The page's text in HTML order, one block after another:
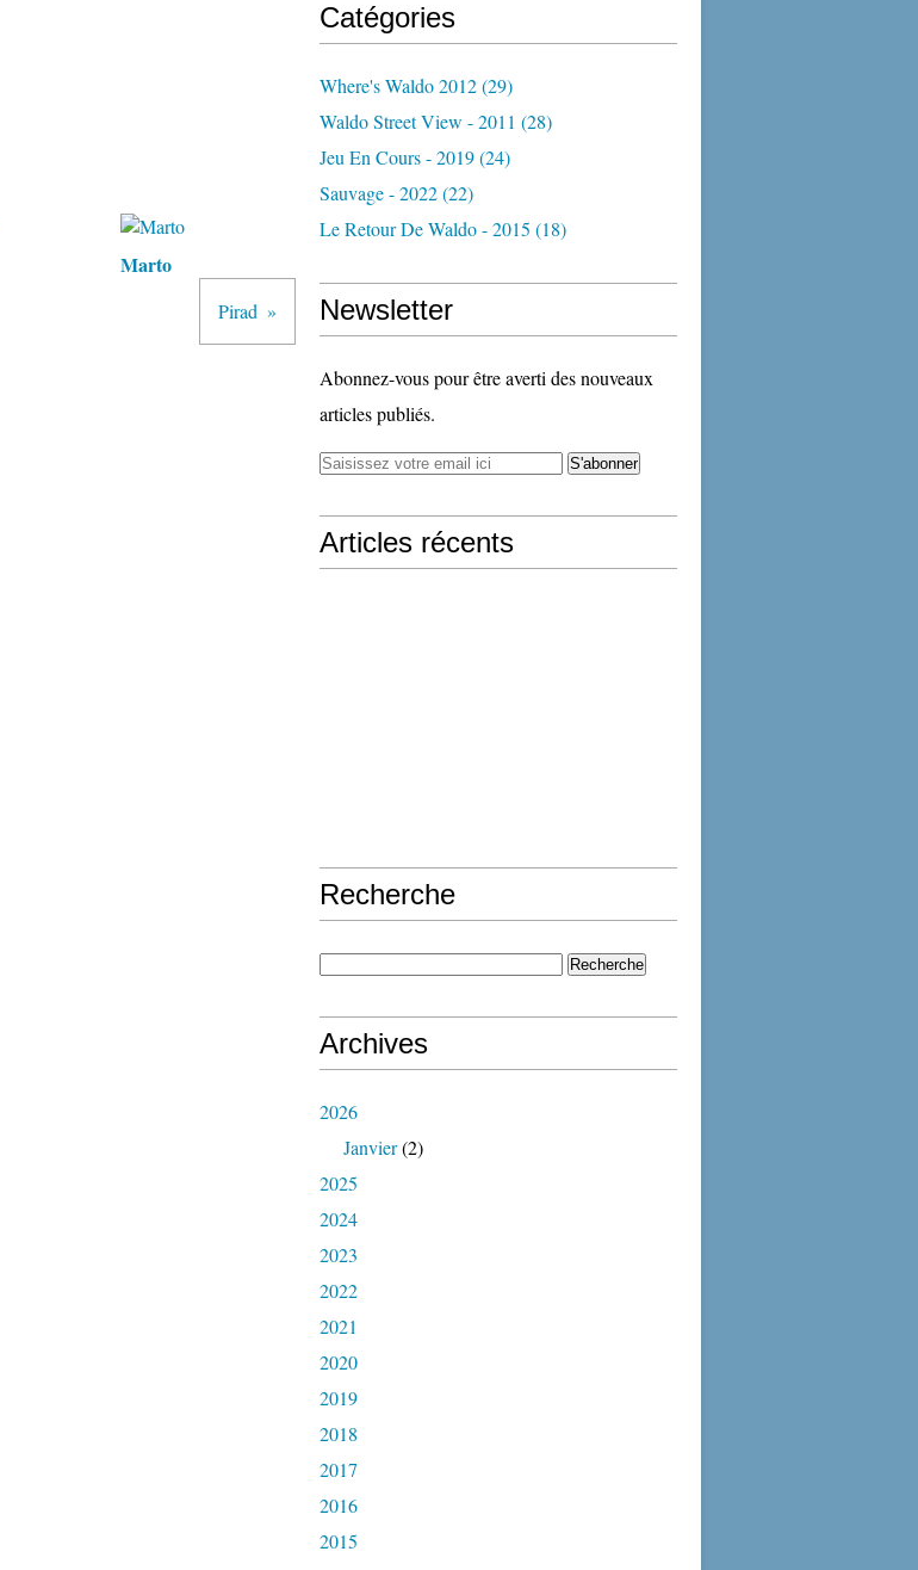
Marto
Pirad
Catégories
Where's Waldo 2012(29)
Waldo Street View - 2011 (28)
Jeu En Cours - 2019(24)
Sauvage - 2022(22)
Le Retour De Waldo - 2015 (18)
Newsletter
Abonnez-vous pour être averti des nouveaux
articles publiés.
Articles récents
Recherche
Archives
2026
Janvier(2)
2025
2024
2023
2022
2021
2020
2019
2018
2017
2016
2015